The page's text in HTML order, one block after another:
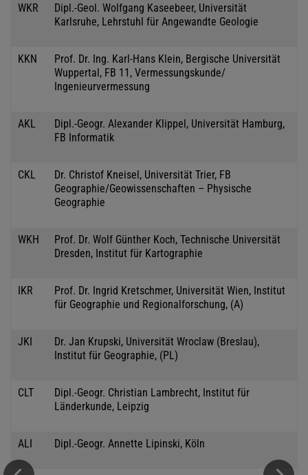
WKR
Dipl.-Geol. Wolfgang Kaseebeer, Universität
Karlsruhe, Lehrstuhl für Angewandte Geologie
KKN
Prof. Dr. Ing. Karl-Hans Klein, Bergische Universität
Wuppertal, FB 11, Vermessungskunde/
Ingenieurvermessung
AKL
Dipl.-Geogr. Alexander Klippel, Universität Hamburg,
FB Informatik
CKL
Dr. Christof Kneisel, Universität Trier, FB
Geographie/Geowissenschaften – Physische
Geographie
WKH
Prof. Dr. Wolf Günther Koch, Technische Universität
Dresden, Institut für Kartographie
IKR
Prof. Dr. Ingrid Kretschmer, Universität Wien, Institut
für Geographie und Regionalforschung, (A)
JKI
Dr. Jan Krupski, Universität Wroclaw (Breslau),
Institut für Geographie, (PL)
CLT
Dipl.-Geogr. Christian Lambrecht, Institut für
Länderkunde, Leipzig
ALI Dipl.-Geogr. Annette Lipinski, Köln